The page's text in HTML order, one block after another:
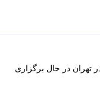
تشییع رهبر انقلاب حاضر شد. این مراسم از صبح امروز دوشنبه 15 تیر در تهران در حال برگزاری